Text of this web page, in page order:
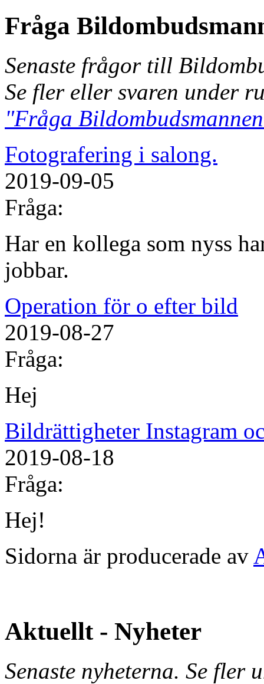
Fråga
Senaste frågor till
Se fler eller svaren under
"Fråga
Fotografering i salong.
2019-09-05
Fråga:
Har en kollega som nyss
jobbar.
Operation för o efter bild
2019-08-27
Fråga:
Hej
Bildrättigheter Instagram
2019-08-18
Fråga:
Hej!
Sidorna är producerade av
Aktuellt - Nyheter
Senaste nyheterna. Se